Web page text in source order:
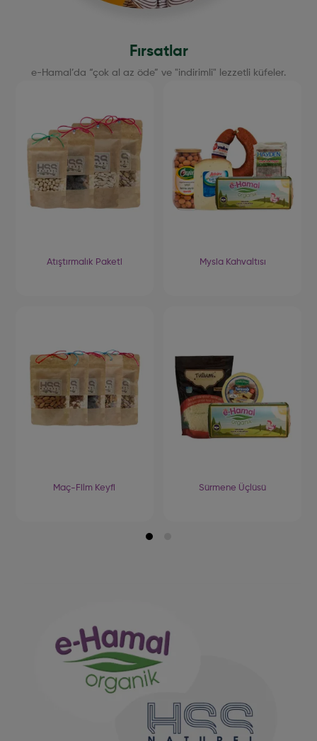
Fırsatlar
e-Hamal’da “çok al az öde” ve "indirimli" lezzetli küfeler.
Atıştırmalık Paketi Mysia Kahvaltısı
Maç-Film Keyfi Sürmene Üçlüsü